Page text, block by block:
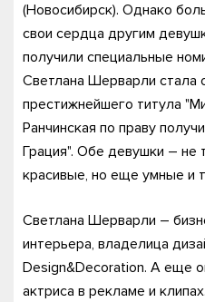
(Новосибирск). Однако
свои сердца другим
получили специальные
Светлана Шерварли стала
престижнейшего титула
Ранчинская по праву
Грация". Обе девушки – не
красивые, но еще умные и
Светлана Шерварли –
интерьера, владелица
Design&Decoration. А еще
актриса в рекламе и